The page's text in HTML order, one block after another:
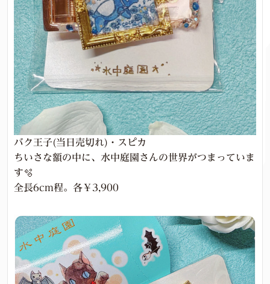
バク王子(当日売切れ)・スピカ
ちいさな額の中に、水中庭園さんの世界がつまっていま
す🫧
全長6cm程。各￥3,900